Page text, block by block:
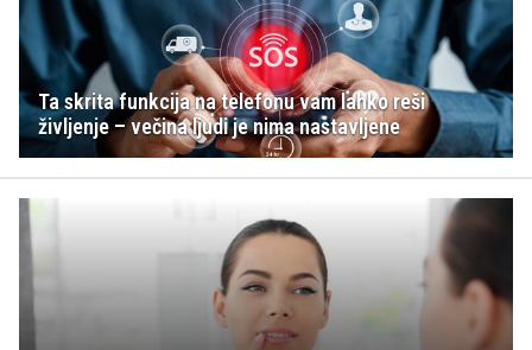
Ta skrita funkcija na telefonu vam lahko reši
življenje – večina ljudi je nima nastavljene